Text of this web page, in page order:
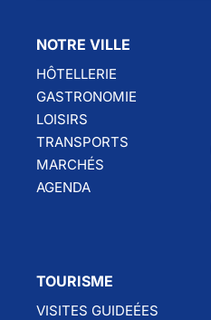
NOTRE VILLE
HÔTELLERIE
GASTRONOMIE
LOISIRS
TRANSPORTS
MARCHÉS
AGENDA
TOURISME
VISITES GUIDEÉES